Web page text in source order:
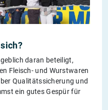
daran beteiligt,
Fleisch- und Wurstwaren
Qualitätssicherung und
ein gutes Gespür für